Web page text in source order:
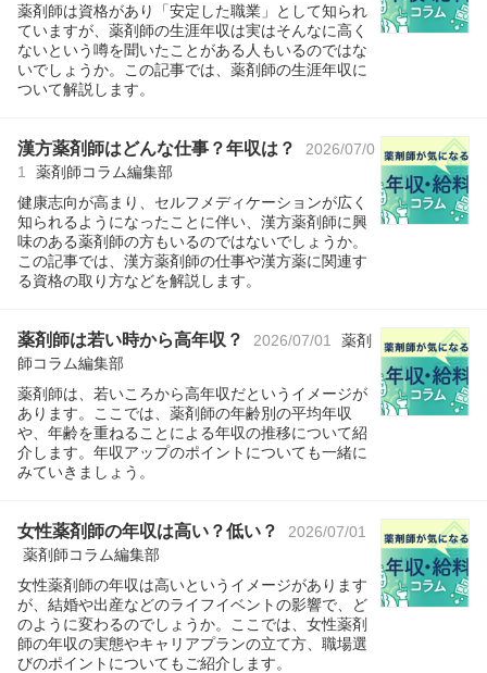
薬剤師は資格があり「安定した職業」として知られ
ていますが、薬剤師の生涯年収は実はそんなに高く
ないという噂を聞いたことがある人もいるのではな
いでしょうか。この記事では、薬剤師の生涯年収に
ついて解説します。
漢方薬剤師はどんな仕事？年収は？
2026/07/0
1
薬剤師コラム編集部
健康志向が高まり、セルフメディケーションが広く
知られるようになったことに伴い、漢方薬剤師に興
味のある薬剤師の方もいるのではないでしょうか。
この記事では、漢方薬剤師の仕事や漢方薬に関連す
る資格の取り方などを解説します。
薬剤師は若い時から高年収？ 2026/07/01
薬剤
師コラム編集部
薬剤師は、若いころから高年収だというイメージが
あります。ここでは、薬剤師の年齢別の平均年収
や、年齢を重ねることによる年収の推移について紹
介します。年収アップのポイントについても一緒に
みていきましょう。
女性薬剤師の年収は高い？低い？
2026/07/01
薬剤師コラム編集部
女性薬剤師の年収は高いというイメージがあります
が、結婚や出産などのライフイベントの影響で、ど
のように変わるのでしょうか。ここでは、女性薬剤
師の年収の実態やキャリアプランの立て方、職場選
びのポイントについてもご紹介します。